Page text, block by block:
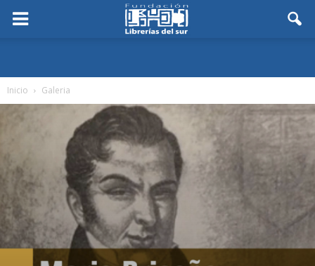
Inicio Galeria